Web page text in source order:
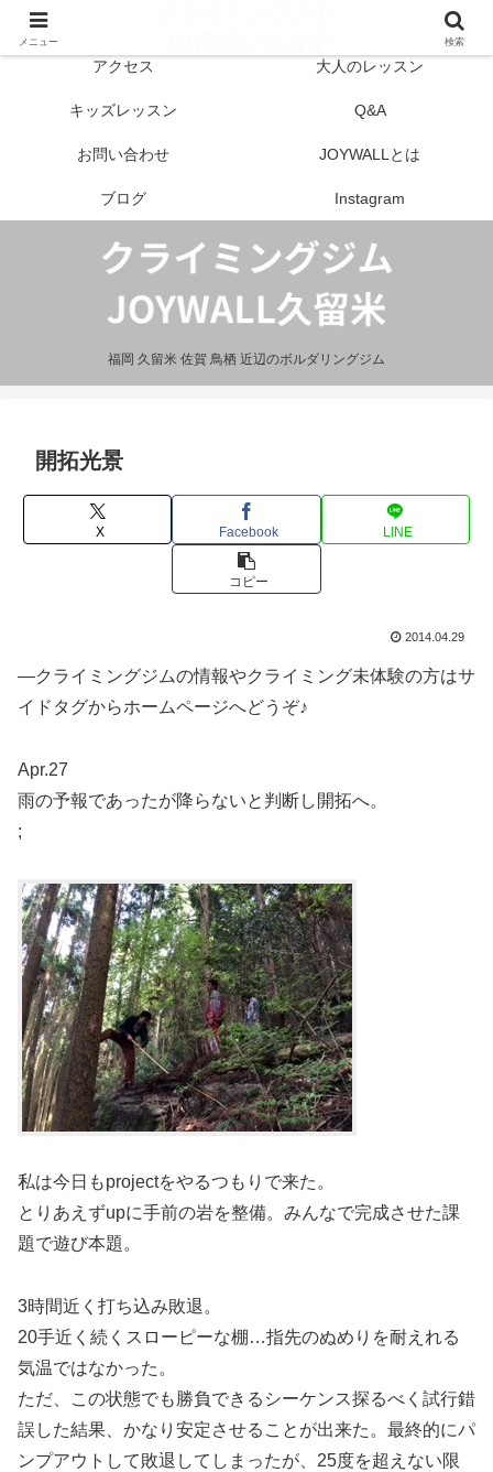
福岡 久留米 佐賀 鳥栖 近辺のボルダリングジム
アクセス 大人のレッスン
キッズレッスン Q&A
お問い合わせ JOYWALLとは
ブログ Instagram
開拓光景
X Facebook LINE
コピー
2014.04.29
—クライミングジムの情報やクライミング未体験の方はサ
イドタグからホームページへどうぞ♪
Apr.27
雨の予報であったが降らないと判断し開拓へ。
;
私は今日もprojectをやるつもりで来た。
とりあえずupに手前の岩を整備。みんなで完成させた課
題で遊び本題。
3時間近く打ち込み敗退。
20手近く続くスローピーな棚…指先のぬめりを耐えれる
気温ではなかった。
ただ、この状態でも勝負できるシーケンス探るべく試行錯
誤した結果、かなり安定させることが出来た。最終的にパ
ンプアウトして敗退してしまったが、25度を超えない限
メニュー 検索